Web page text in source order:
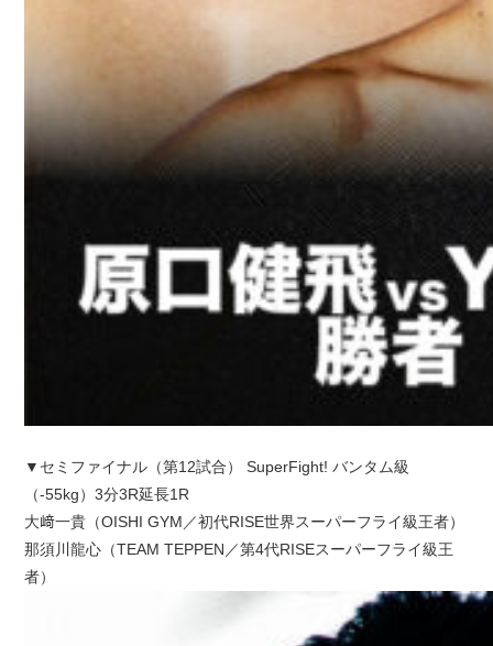
▼セミファイナル（第12試合） SuperFight! バンタム級
（-55kg）3分3R延長1R
大﨑一貴（OISHI GYM／初代RISE世界スーパーフライ級王者）
那須川龍心（TEAM TEPPEN／第4代RISEスーパーフライ級王
者）